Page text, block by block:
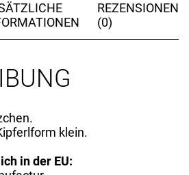
REZENSIONEN
(0)
klein.
in der EU: